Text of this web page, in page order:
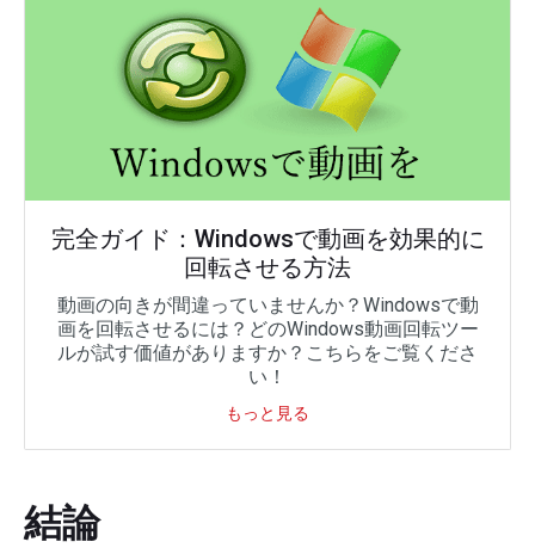
完全ガイド：Windowsで動画を効果的に
回転させる方法
動画の向きが間違っていませんか？Windowsで動
画を回転させるには？どのWindows動画回転ツー
ルが試す価値がありますか？こちらをご覧くださ
い！
もっと見る
結論